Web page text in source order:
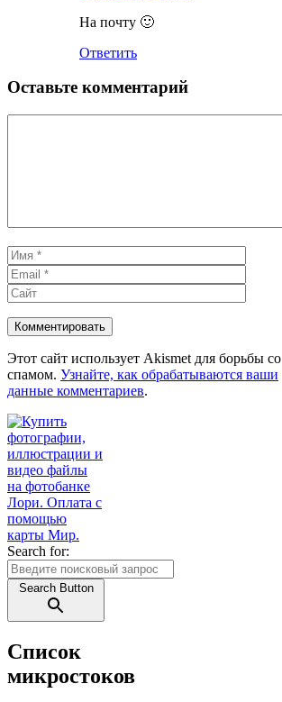
На почту 🙂
Ответить
Оставьте комментарий
Имя
Этот сайт использует Akismet для борьбы со
спамом. Узнайте, как обрабатываются ваши
данные комментариев.
Search for:
Search Button
Список
микростоков